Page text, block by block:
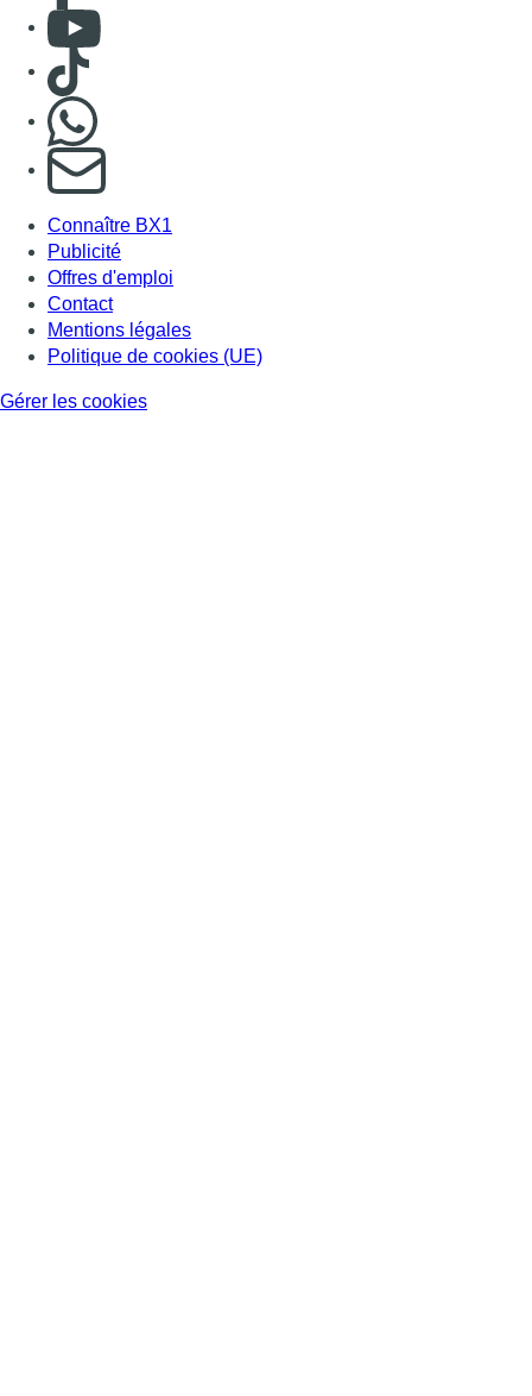
Consulter Youtube
Consulter TikTok
S'abonner à notre newsletter
Connaître BX1
Publicité
Offres d'emploi
Contact
Mentions légales
Politique de cookies (UE)
Gérer les cookies